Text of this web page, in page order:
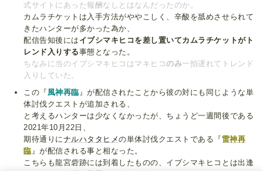
式サイトにあった報酬なしとはなんだったのか。
カムラチケットは入手方法がややこしく、辛酸を舐めさせられて
きたハンターが多かった為か、
配信告知後には イブシマキヒコを差し置いてカムラチケットがト
レンド入りする事態となった。
ちなみに当のイブシマキヒコはマキヒコのみ一拍遅れてトレンド
入りしていた。
この『 風神再臨』が配信されたことから彼の対にも同じような単
体討伐クエストが追加される、
と考えるハンターは少なくなかったが、ちょうど一週間後である
2021年10月22日、
期待通りにナルハタタヒメの単体討伐クエストである『雷神再
臨』が配信される事と相なった。
こちらも龍宮砦跡には到着したものの、イブシマキヒコとは出逢